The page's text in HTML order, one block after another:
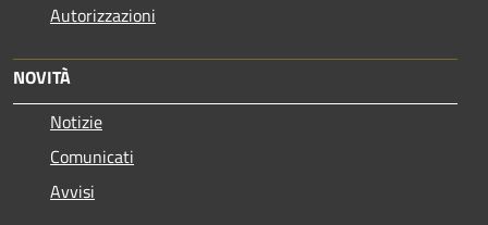
Autorizzazioni
NOVITÀ
Notizie
Comunicati
Avvisi